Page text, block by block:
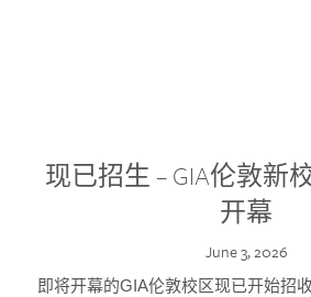
现已招生 – GIA伦敦新
开幕
June 3, 2026
即将开幕的GIA伦敦校区现已开始招